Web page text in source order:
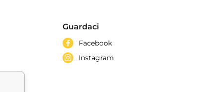
Guardaci
Facebook
Instagram